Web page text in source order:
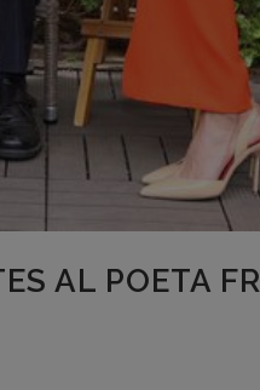
AL POETA